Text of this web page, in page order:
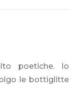
poetiche. Io
le bottiglitte